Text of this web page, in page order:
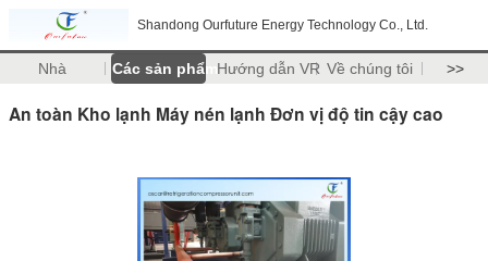
Shandong Ourfuture Energy Technology Co., Ltd.
Nhà Các sản phẩm Hướng dẫn VR Về chúng tôi >>
An toàn Kho lạnh Máy nén lạnh Đơn vị độ tin cậy cao